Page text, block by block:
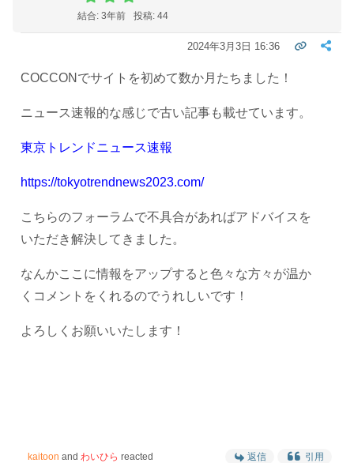
結合: 3年前 投稿: 44
2024年3月3日 16:36
COCCONでサイトを初めて数か月たちました！
ニュース速報的な感じで古い記事も載せています。
東京トレンドニュース速報
https://tokyotrendnews2023.com/
こちらのフォーラムで不具合があればアドバイスを
いただき解決してきました。
なんかここに情報をアップすると色々な方々が温か
くコメントをくれるのでうれしいです！
よろしくお願いいたします！
kaitoon and わいひら reacted 返信 引用